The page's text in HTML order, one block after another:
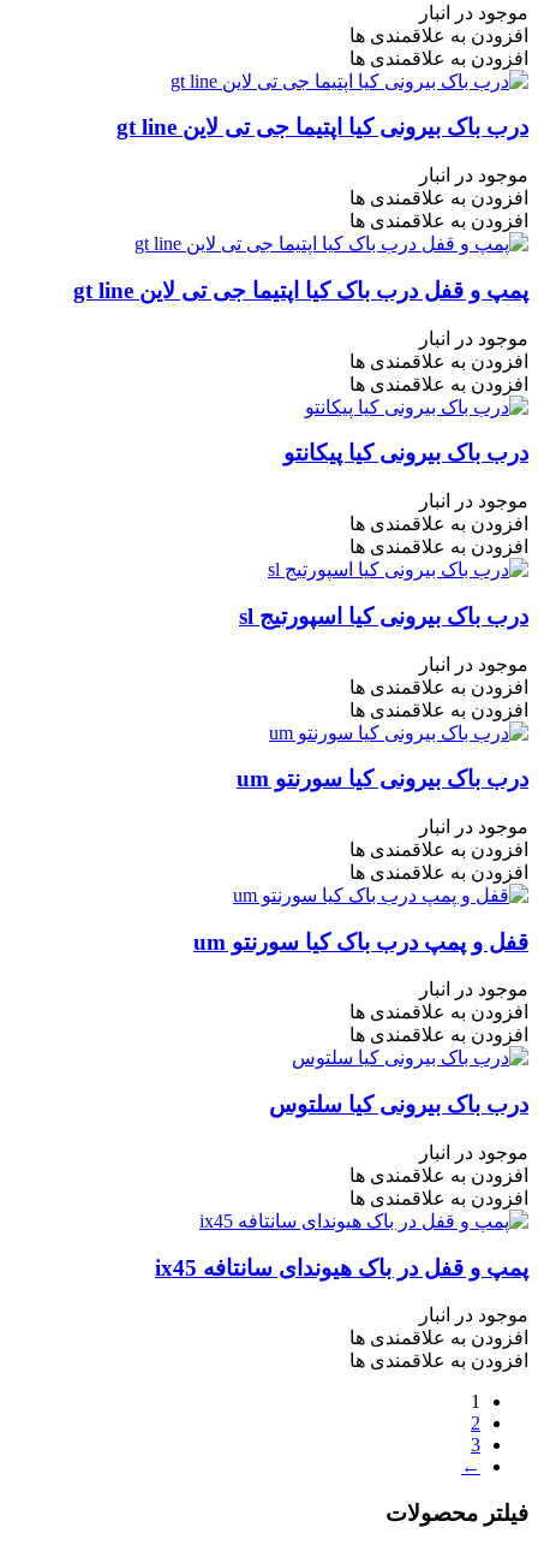
موجود در انبار
افزودن به علاقمندی ها
افزودن به علاقمندی ها
درب باک بیرونی کیا اپتیما جی تی لاین gt line
موجود در انبار
افزودن به علاقمندی ها
افزودن به علاقمندی ها
پمپ و قفل درب باک کیا اپتیما جی تی لاین gt line
موجود در انبار
افزودن به علاقمندی ها
افزودن به علاقمندی ها
درب باک بیرونی کیا پیکانتو
موجود در انبار
افزودن به علاقمندی ها
افزودن به علاقمندی ها
درب باک بیرونی کیا اسپورتیج sl
موجود در انبار
افزودن به علاقمندی ها
افزودن به علاقمندی ها
درب باک بیرونی کیا سورنتو um
موجود در انبار
افزودن به علاقمندی ها
افزودن به علاقمندی ها
قفل و پمپ درب باک کیا سورنتو um
موجود در انبار
افزودن به علاقمندی ها
افزودن به علاقمندی ها
درب باک بیرونی کیا سلتوس
موجود در انبار
افزودن به علاقمندی ها
افزودن به علاقمندی ها
پمپ و قفل در باک هیوندای سانتافه ix45
موجود در انبار
افزودن به علاقمندی ها
افزودن به علاقمندی ها
1
2
3
←
فیلتر محصولات